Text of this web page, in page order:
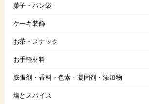
菓子・パン袋
ケーキ装飾
お茶・スナック
お手軽材料
膨張剤・香料・色素・凝固剤・添加物
塩とスパイス